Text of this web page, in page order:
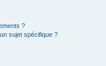
?
sujet spécifique ?